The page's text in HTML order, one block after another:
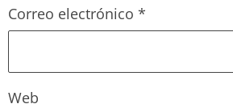
Correo electrónico *
Web